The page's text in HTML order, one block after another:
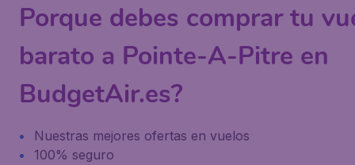
Porque debes comprar tu
barato a Pointe-A-Pitre en
BudgetAir.es?
Nuestras mejores ofertas en vuelos
100% seguro